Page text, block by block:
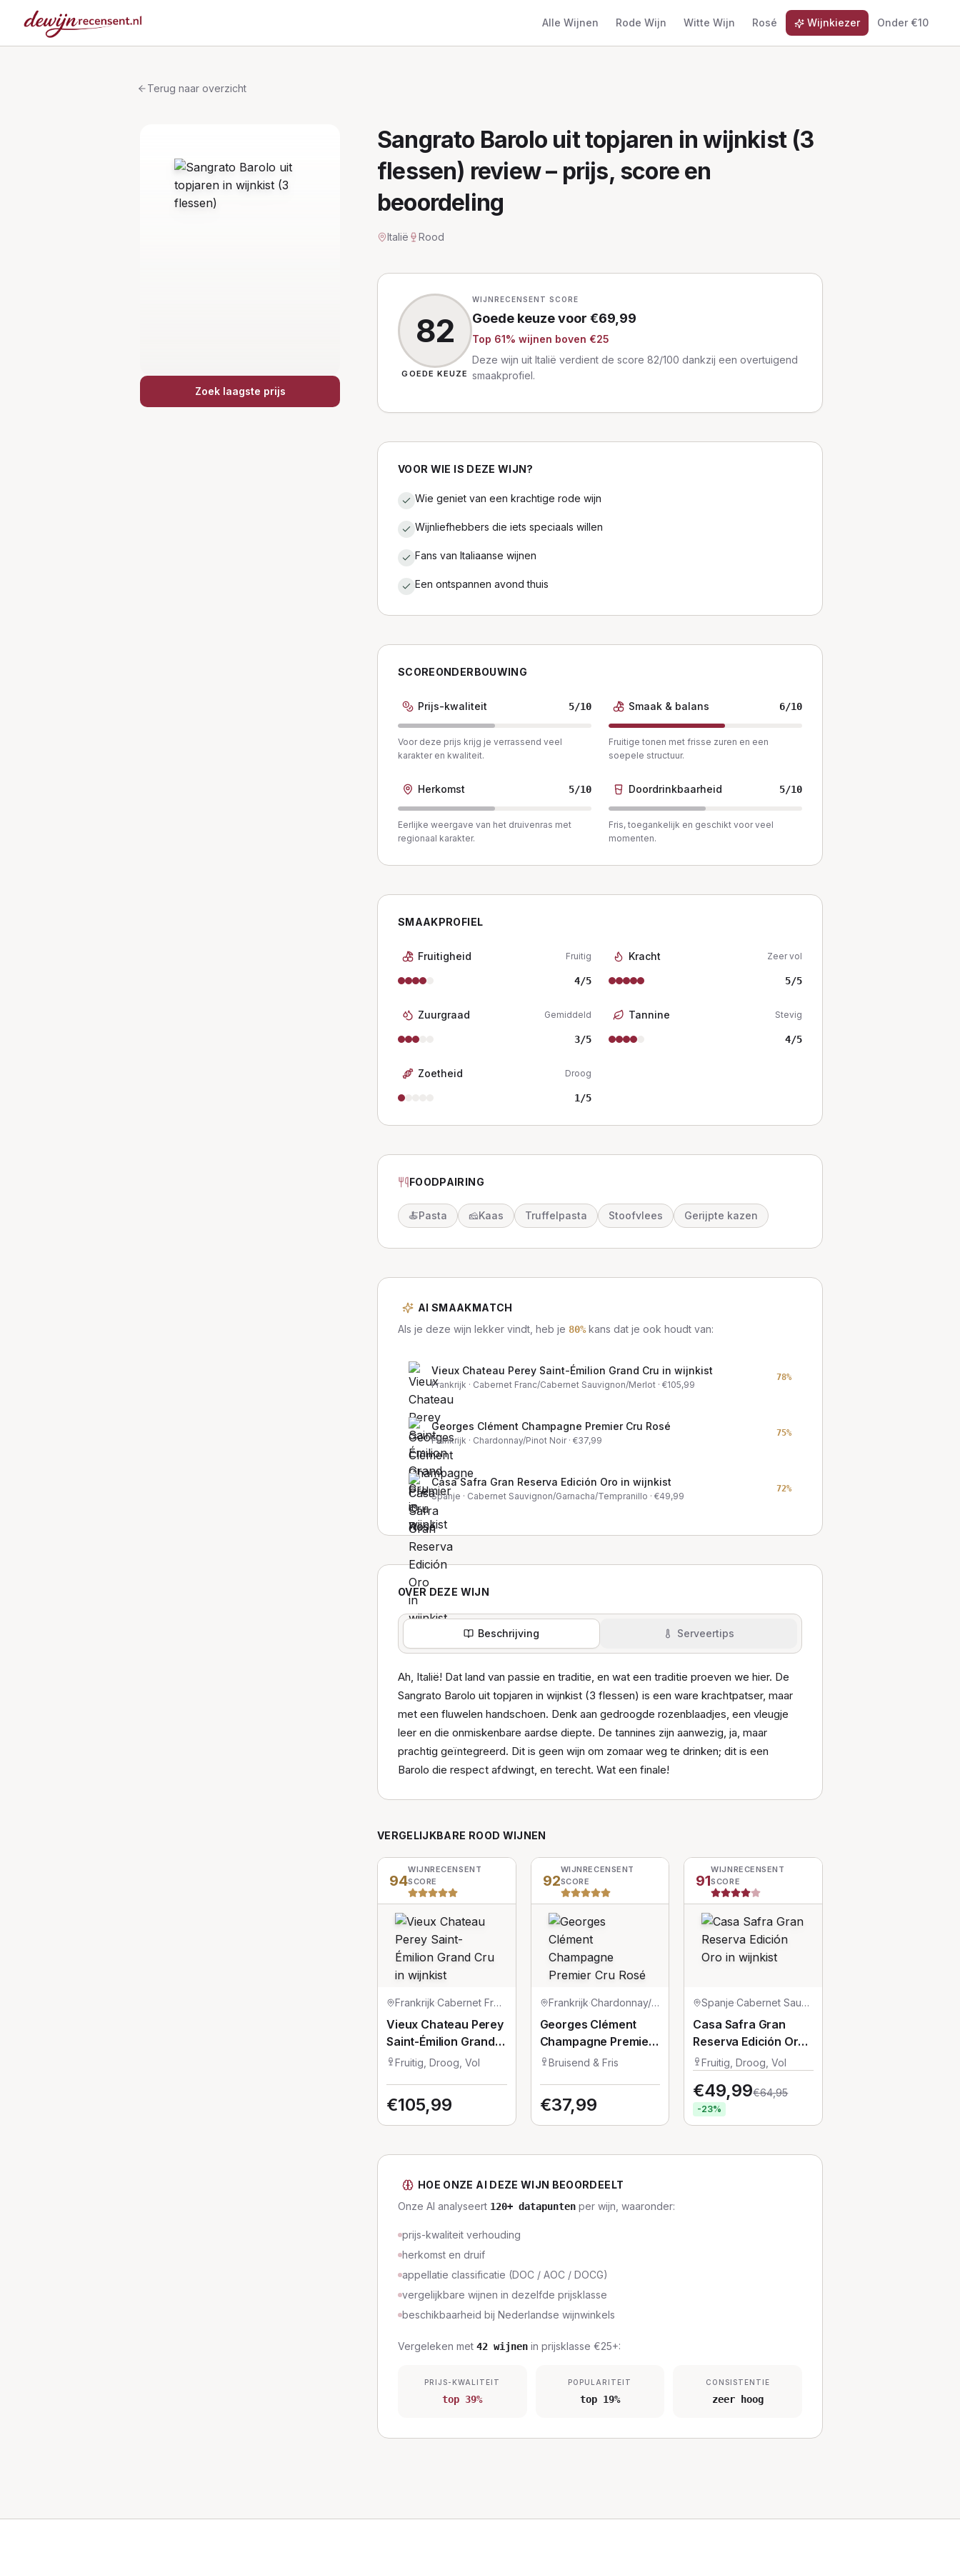
Alle Wijnen Rode Wijn Witte Wijn Rosé Wijnkiezer Onder €10
Terug naar overzicht
Zoek laagste prijs
Sangrato Barolo uit topjaren in wijnkist (3
flessen) review – prijs, score en
beoordeling
Italië Rood
82
GOEDE KEUZE
WIJNRECENSENT SCORE
Goede keuzevoor €69,99
Top 61% wijnen boven €25
Deze wijn uit Italië verdient de score 82/100 dankzij een overtuigend
smaakprofiel.
VOOR WIE IS DEZE WIJN?
Wie geniet van een krachtige rode wijn
Wijnliefhebbers die iets speciaals willen
Fans van Italiaanse wijnen
Een ontspannen avond thuis
SCOREONDERBOUWING
Prijs-kwaliteit 5/10
Voor deze prijs krijg je verrassend veel
karakter en kwaliteit.
Smaak & balans 6/10
Fruitige tonen met frisse zuren en een
soepele structuur.
Herkomst 5/10
Eerlijke weergave van het druivenras met
regionaal karakter.
Doordrinkbaarheid 5/10
Fris, toegankelijk en geschikt voor veel
momenten.
SMAAKPROFIEL
Fruitigheid Fruitig
4/5
Kracht Zeer vol
5/5
Zuurgraad Gemiddeld
3/5
Tannine Stevig
4/5
Zoetheid Droog
1 /5
FOODPAIRING
🍝Pasta 🧀Kaas Truffelpasta Stoofvlees Gerijpte kazen
AI SMAAKMATCH
Als je deze wijn lekker vindt, heb je 80%kans dat je ook houdt van:
Vieux Chateau Perey Saint-Émilion Grand Cru in wijnkist
Frankrijk · Cabernet Franc/Cabernet Sauvignon/Merlot · €105,99
78%
Georges Clément Champagne Premier Cru Rosé
Frankrijk · Chardonnay/Pinot Noir· €37,99
75%
Casa Safra Gran Reserva Edición Oro in wijnkist
Spanje · Cabernet Sauvignon/Garnacha/Tempranillo · €49,99
72%
OVER DEZE WIJN
Beschrijving Serveertips
Ah, Italië! Dat land van passie en traditie, en wat een traditie proeven we hier. De
Sangrato Barolo uit topjaren in wijnkist (3 flessen) is een ware krachtpatser, maar
met een fluwelen handschoen. Denk aan gedroogde rozenblaadjes, een vleugje
leer en die onmiskenbare aardse diepte. De tannines zijn aanwezig, ja, maar
prachtig geïntegreerd. Dit is geen wijn om zomaar weg te drinken; dit is een
Barolo die respect afdwingt, en terecht. Wat een finale!
VERGELIJKBARE ROOD WIJNEN
94
WIJNRECENSENT
SCORE
Frankrijk· Cabernet Franc/Cabernet Sauvignon/Merlot
Vieux Chateau Perey
Saint-Émilion Grand
Cru in wijnkist
Fruitig, Droog, Vol
€105,99
92
WIJNRECENSENT
SCORE
Frankrijk· Chardonnay/Pinot Noir
Georges Clément
Champagne Premier
Cru Rosé
Bruisend & Fris
€37,99
91
WIJNRECENSENT
SCORE
Spanje· Cabernet Sauvignon/Garnacha/Tempranillo
Casa Safra Gran
Reserva Edición Oro
in wijnkist
Fruitig, Droog, Vol
€49,99€64,95
-23%
HOE ONZE AI DEZE WIJN BEOORDEELT
Onze AI analyseert 120+ datapunten per wijn, waaronder:
prijs-kwaliteit verhouding
herkomst en druif
appellatie classificatie (DOC / AOC / DOCG)
vergelijkbare wijnen in dezelfde prijsklasse
beschikbaarheid bij Nederlandse wijnwinkels
Vergeleken met 42 wijnen in prijsklasse €25+:
PRIJS-KWALITEIT
top 39%
POPULARITEIT
top 19%
CONSISTENTIE
zeer hoog